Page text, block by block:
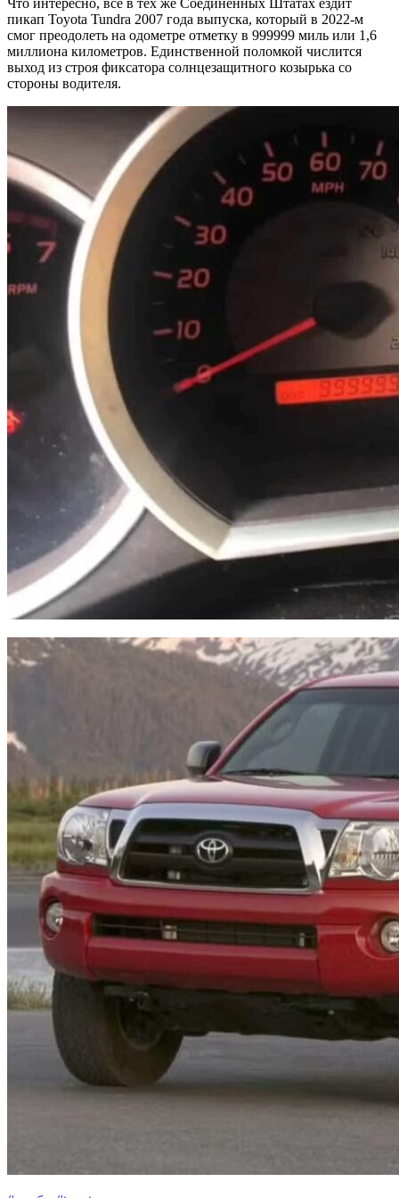
пикап Toyota Tundra 2007 года выпуска, который в 2022-м
смог преодолеть на одометре отметку в 999999 миль или 1,6
миллиона километров. Единственной поломкой числится
выход из строя фиксатора солнцезащитного козырька со
стороны водителя.